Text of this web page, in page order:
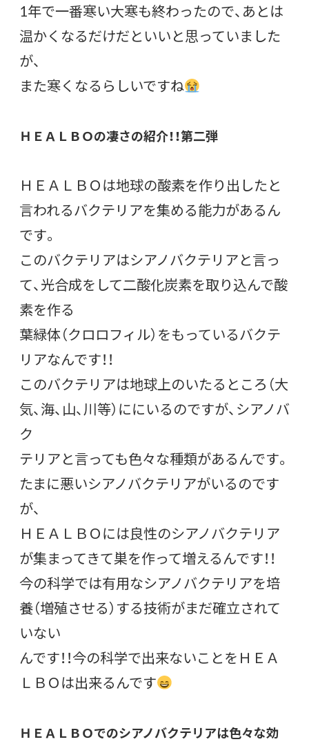
1年で一番寒い大寒も終わったので、あとは
温かくなるだけだといいと思っていました
が、
また寒くなるらしいですね
ＨＥＡＬＢＯの凄さの紹介！！第二弾
ＨＥＡＬＢＯは地球の酸素を作り出したと
言われるバクテリアを集める能力があるん
です。
このバクテリアはシアノバクテリアと言っ
て、光合成をして二酸化炭素を取り込んで酸
素を作る
葉緑体（クロロフィル）をもっているバクテ
リアなんです！！
このバクテリアは地球上のいたるところ（大
気、海、山、川等）ににいるのですが、シアノバ
ク
テリアと言っても色々な種類があるんです。
たまに悪いシアノバクテリアがいるのです
が、
ＨＥＡＬＢＯには良性のシアノバクテリア
が集まってきて巣を作って増えるんです！！
今の科学では有用なシアノバクテリアを培
養（増殖させる）する技術がまだ確立されて
いない
んです！！今の科学で出来ないことをＨＥＡ
ＬＢＯは出来るんです
ＨＥＡＬＢＯでのシアノバクテリアは色々な効